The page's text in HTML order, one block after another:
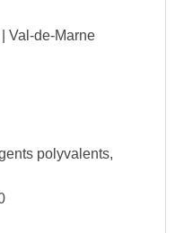
Val-de-Marne
polyvalents,